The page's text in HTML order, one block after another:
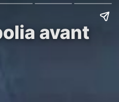
avant